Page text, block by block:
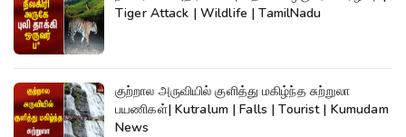
Tiger Attack | Wildlife | TamilNadu
குற்றால அருவியில் குளித்து மகிழ்ந்த சுற்றுலா
பயணிகள்| Kutralum | Falls | Tourist | Kumudam
News